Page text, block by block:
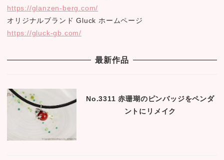
https://glanzen-berg.com/
オリジナルブランド Gluck ホームページ
https://gluck-gb.com/
最新作品
No.3311 赤珊瑚のピンバッジをペンダ
ントにリメイク